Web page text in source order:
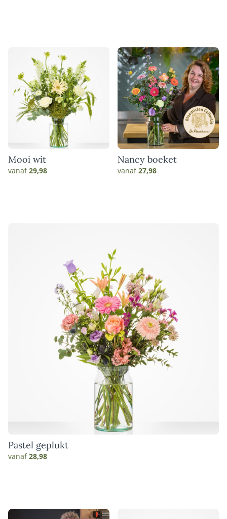
Mooi wit
vanaf29,98
Nancy boeket
vanaf27,98
Pastel geplukt
vanaf28,98